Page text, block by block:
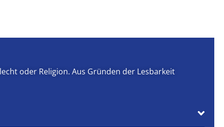
oder Religion. Aus Gründen der Lesbarkeit